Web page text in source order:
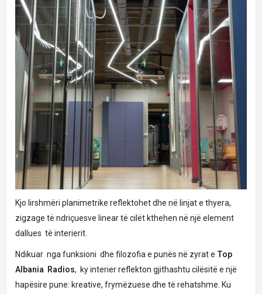
Kjo lirshmëri planimetrike reflektohet dhe në linjat e thyera,
zigzage të ndriçuesve linear të cilët kthehen në një element
dallues të interierit.
Ndikuar nga funksioni dhe filozofia e punës në zyrat e Top
Albania Radios, ky interier reflekton gjithashtu cilësitë e një
hapësire pune: kreative, frymëzuese dhe të rehatshme. Ku